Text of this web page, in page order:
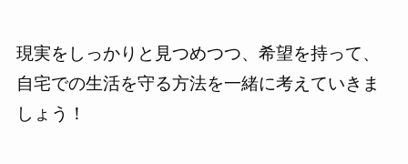
現実をしっかりと見つめつつ、希望を持って、
自宅での生活を守る方法を一緒に考えていきま
しょう！